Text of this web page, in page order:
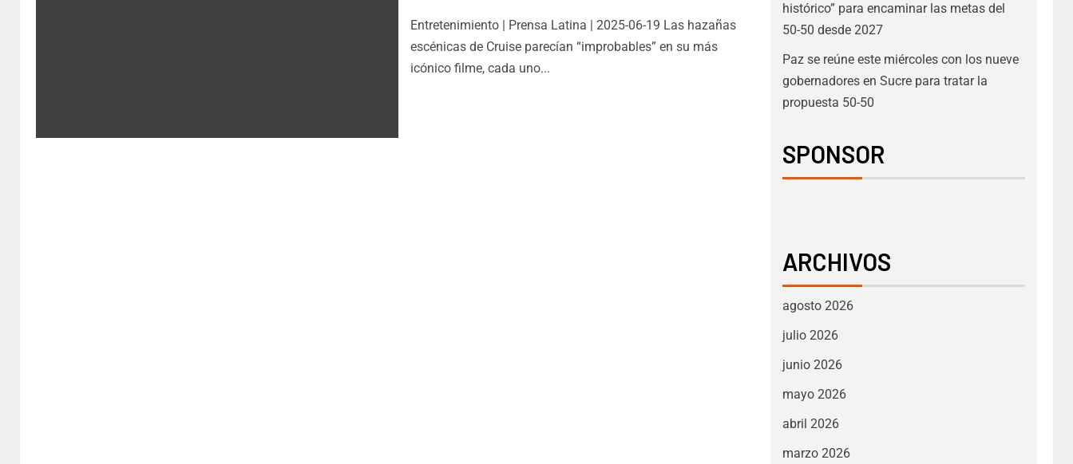
Entretenimiento | Prensa Latina | 2025-06-19 Las hazañas
escénicas de Cruise parecían “improbables” en su más
icónico filme, cada uno...
histórico” para encaminar las metas del
50-50 desde 2027
Paz se reúne este miércoles con los nueve
gobernadores en Sucre para tratar la
propuesta 50-50
SPONSOR
ARCHIVOS
agosto 2026
julio 2026
junio 2026
mayo 2026
abril 2026
marzo 2026